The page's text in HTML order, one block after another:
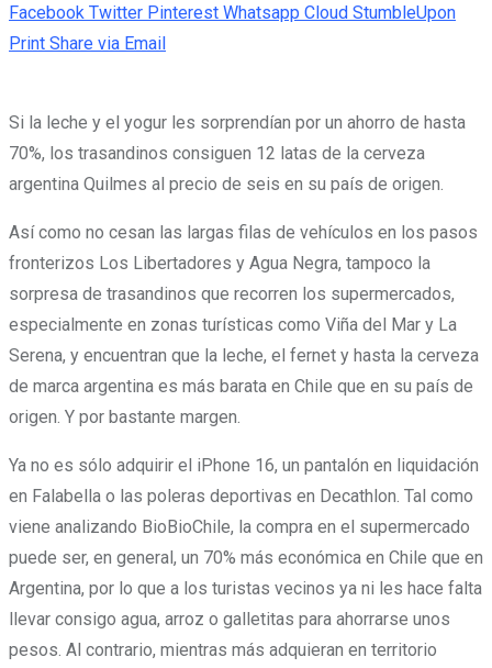
Facebook Twitter Pinterest Whatsapp Cloud StumbleUpon
Print Share via Email
Si la leche y el yogur les sorprendían por un ahorro de hasta
70%, los trasandinos consiguen 12 latas de la cerveza
argentina Quilmes al precio de seis en su país de origen.
Así como no cesan las largas filas de vehículos en los pasos
fronterizos Los Libertadores y Agua Negra, tampoco la
sorpresa de trasandinos que recorren los supermercados,
especialmente en zonas turísticas como Viña del Mar y La
Serena, y encuentran que la leche, el fernet y hasta la cerveza
de marca argentina es más barata en Chile que en su país de
origen. Y por bastante margen.
Ya no es sólo adquirir el iPhone 16, un pantalón en liquidación
en Falabella o las poleras deportivas en Decathlon. Tal como
viene analizando BioBioChile, la compra en el supermercado
puede ser, en general, un 70% más económica en Chile que en
Argentina, por lo que a los turistas vecinos ya ni les hace falta
llevar consigo agua, arroz o galletitas para ahorrarse unos
pesos. Al contrario, mientras más adquieran en territorio